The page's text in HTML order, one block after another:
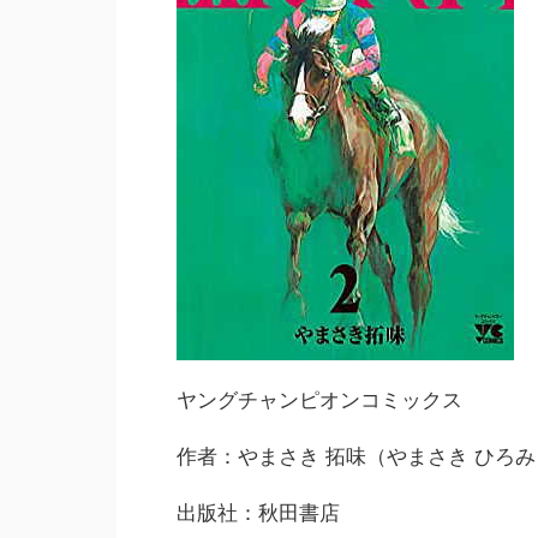
ヤングチャンピオンコミックス
作者：やまさき 拓味（やまさき ひろ
出版社：秋田書店